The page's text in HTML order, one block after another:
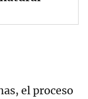
el proceso